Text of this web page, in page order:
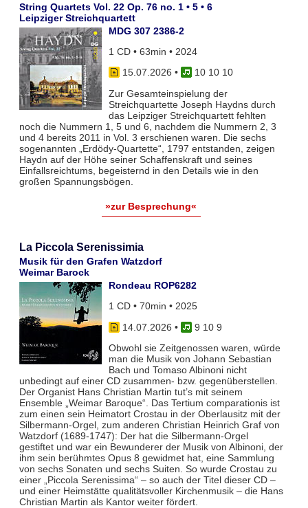
String Quartets Vol. 22 Op. 76 no. 1 • 5 • 6
Leipziger Streichquartett
MDG 307 2386-2
1 CD • 63min • 2024
15.07.2026 •
10 10 10
Zur Gesamteinspielung der
Streichquartette Joseph Haydns durch
das Leipziger Streichquartett fehlten
noch die Nummern 1, 5 und 6, nachdem die Nummern 2, 3
und 4 bereits 2011 in Vol. 3 erschienen waren. Die sechs
sogenannten „Erdödy-Quartette“, 1797 entstanden, zeigen
Haydn auf der Höhe seiner Schaffenskraft und seines
Einfallsreichtums, begeisternd in den Details wie in den
großen Spannungsbögen.
»zur Besprechung«
La Piccola Serenissimia
Musik für den Grafen Watzdorf
Weimar Barock
Rondeau ROP6282
1 CD • 70min • 2025
14.07.2026 •
9 10 9
Obwohl sie Zeitgenossen waren, würde
man die Musik von Johann Sebastian
Bach und Tomaso Albinoni nicht
unbedingt auf einer CD zusammen- bzw. gegenüberstellen.
Der Organist Hans Christian Martin tut’s mit seinem
Ensemble „Weimar Baroque“. Das Tertium comparationis ist
zum einen sein Heimatort Crostau in der Oberlausitz mit der
Silbermann-Orgel, zum anderen Christian Heinrich Graf von
Watzdorf (1689-1747): Der hat die Silbermann-Orgel
gestiftet und war ein Bewunderer der Musik von Albinoni, der
ihm sein berühmtes Opus 8 gewidmet hat, eine Sammlung
von sechs Sonaten und sechs Suiten. So wurde Crostau zu
einer „Piccola Serenissima“ – so auch der Titel dieser CD –
und einer Heimstätte qualitätsvoller Kirchenmusik – die Hans
Christian Martin als Kantor weiter fördert.